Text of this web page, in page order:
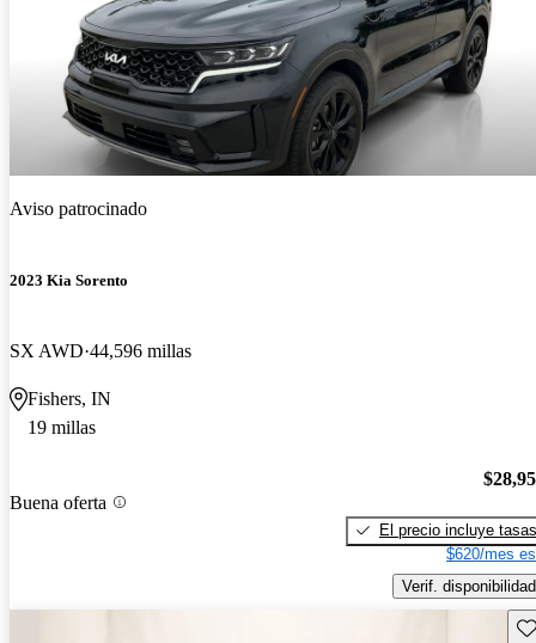
Aviso patrocinado
2023 Kia Sorento
SX AWD 44,596 millas
Fishers, IN
19 millas
Buena oferta
El precio incluye tasas
$620/mes
Verif. disponibilidad